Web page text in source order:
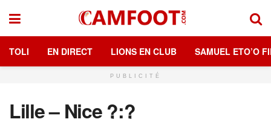
TOLI EN DIRECT LIONS EN CLUB SAMUEL ETO’O
PUBLICITÉ
Lille – Nice ?:?